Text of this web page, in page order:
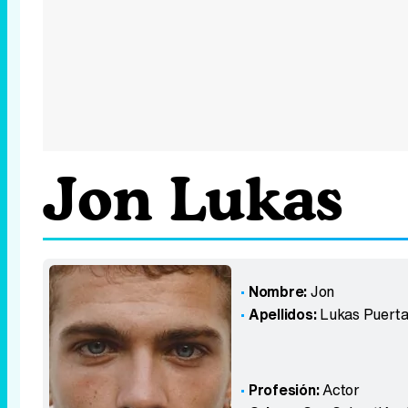
Jon Lukas
Nombre:Jon
Apellidos:Lukas
Profesión:Actor